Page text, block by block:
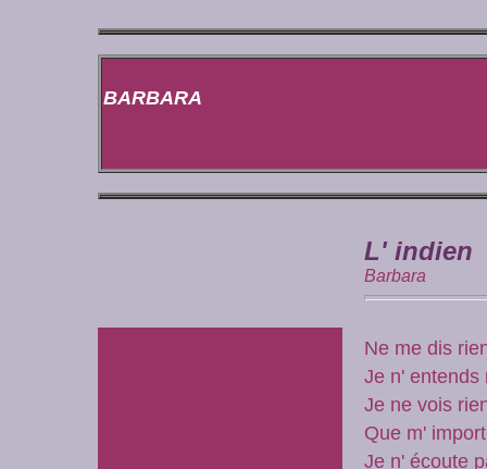
BARBARA
L' indien
Barbara
Ne me dis
Je n'
Je ne vois
Que m'
Je n' écoute